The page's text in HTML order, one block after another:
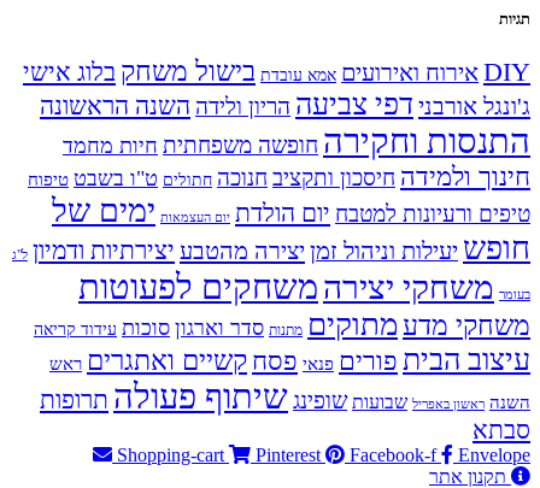
תגיות
DIYאירוח ואירועים אמא עובדת בישול משחק בלוג אישי
ג'ונגל אורבני דפי צביעה הריון ולידה השנה הראשונה
התנסות וחקירה חופשה משפחתית חיות מחמד
חינוך ולמידה חיסכון ותקציב חנוכה חתולים ט"ו בשבט טיפוח
טיפים ורעיונות למטבח יום הולדת יום העצמאות ימים של
חופש יעילות וניהול זמן יצירה מהטבע יצירתיות ודמיון ל"ג
בעומר משחקי יצירהמשחקים לפעוטות
משחקי מדע מתוקים מתנות סדר וארגון סוכות עידוד קריאה
עיצוב הבית פורים פנאי פסח קשיים ואתגרים ראש
השנה ראשון באפריל שבועות שופינגשיתוף פעולה תרופות
סבתא
Shopping-cart Pinterest Facebook-f
Envelope
תקנון אתר